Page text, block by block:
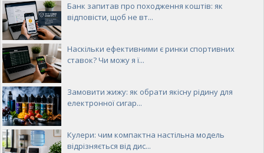
Банк запитав про походження коштів: як
відповісти, щоб не вт...
Наскільки ефективними є ринки спортивних
ставок? Чи можу я ї...
Замовити жижу: як обрати якісну рідину для
електронної сигар...
Кулери: чим компактна настільна модель
відрізняється від дис...